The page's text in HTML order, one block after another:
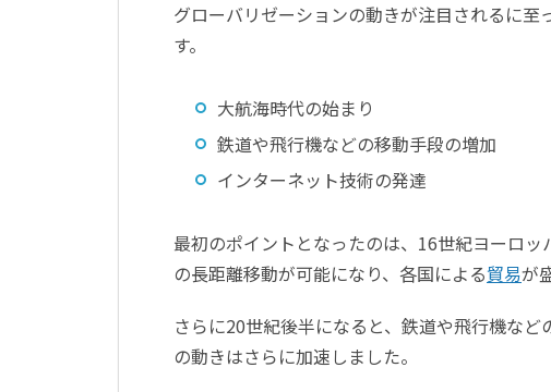
グローバリゼーションの動きが注目されるに
す。
大航海時代の始まり
鉄道や飛行機などの移動手段の増加
インターネット技術の発達
最初のポイントとなったのは、16世紀ヨーロ
の長距離移動が可能になり、各国による貿易が
さらに20世紀後半になると、鉄道や飛行機な
の動きはさらに加速しました。